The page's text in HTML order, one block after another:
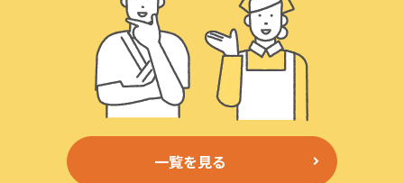
一覧を見る